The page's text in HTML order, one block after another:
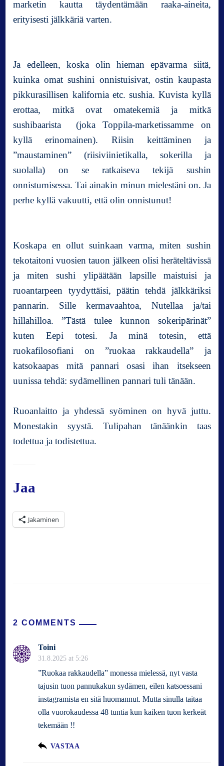
marketin kautta täydentämään raaka-aineita,
erityisesti jälkkäriä varten.
Ja edelleen, koska olin hieman epävarma siitä,
kuinka omat sushini onnistuisivat, ostin kaupasta
pikkurasillisen kalifornia etc. sushia. Kuvista kyllä
erottaa, mitkä ovat omatekemiä ja mitkä
sushibaarista (joka Toppila-marketissamme on
kyllä erinomainen). Riisin keittäminen ja
”maustaminen” (riisiviinietikalla, sokerilla ja
suolalla) on se ratkaiseva tekijä sushin
onnistumisessa. Tai ainakin minun mielestäni on. Ja
perhe kyllä vakuutti, että olin onnistunut!
Koskapa en ollut suinkaan varma, miten sushin
tekotaitoni vuosien tauon jälkeen olisi heräteltävissä
ja miten sushi ylipäätään lapsille maistuisi ja
ruoantarpeen tyydyttäisi, päätin tehdä jälkkäriksi
pannarin. Sille kermavaahtoa, Nutellaa ja/tai
hillahilloa. ”Tästä tulee kunnon sokeripärinät”
kuten Eepi totesi. Ja minä totesin, että
ruokafilosofiani on ”ruokaa rakkaudella” ja
katsokaapas mitä pannari osasi ihan itsekseen
uunissa tehdä: sydämellinen pannari tuli tänään.
Ruoanlaitto ja yhdessä syöminen on hyvä juttu.
Monestakin syystä. Tulipahan tänäänkin taas
todettua ja todistettua.
Jaa
Jakaminen
2 COMMENTS
Toini
31.8.2025 at 5:26
”Ruokaa rakkaudella” monessa mielessä, nyt vasta
tajusin tuon pannukakun sydämen, eilen katsoessani
instagramista en sitä huomannut. Mutta sinulla taitaa
olla vuorokaudessa 48 tuntia kun kaiken tuon kerkeät
tekemään !!
VASTAA